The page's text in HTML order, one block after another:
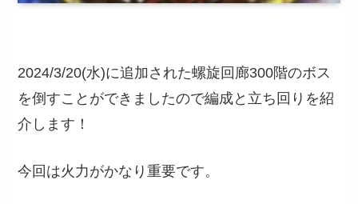
2024/3/20(水)に追加された螺旋回廊300階のボス
を倒すことができましたので編成と立ち回りを紹
介します！
今回は火力がかなり重要です。